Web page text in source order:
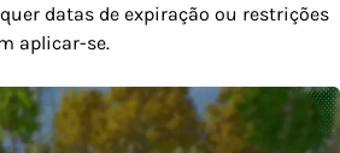
datas de expiração ou restrições
aplicar-se.